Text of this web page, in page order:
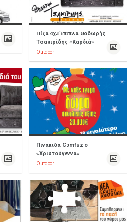
Πίζα 4χ3 Έπιπλα Θοδωρής
Τσακιρίδης «Καρδιά»
Outdoor
Πινακίδα Comfuzio
«Χριστούγεννα»
Outdoor